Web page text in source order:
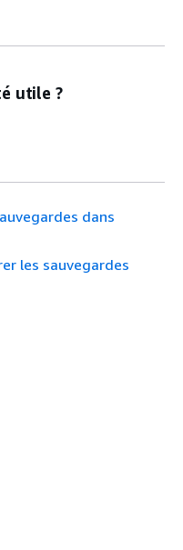
utile ?
dans
les sauvegardes